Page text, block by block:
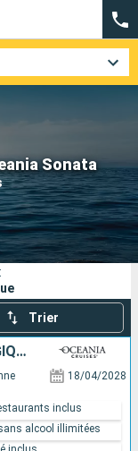
Sonata
Trier
PORTUGAL, ESPAGNE, FRANCE, BELGIQUE, PAYS-BAS
18/04/2028
inclus
alcool illimitées